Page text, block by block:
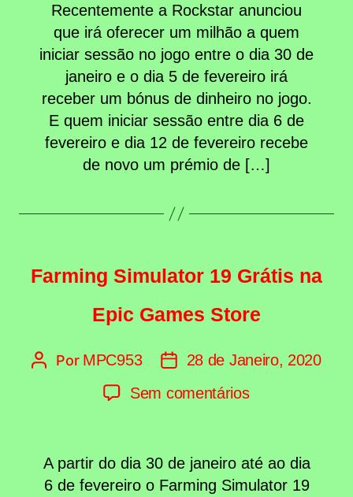
2
milhões
no
GTAV
Recentemente a Rockstar anunciou
que irá oferecer um milhão a quem
iniciar sessão no jogo entre o dia 30 de
janeiro e o dia 5 de fevereiro irá
receber um bónus de dinheiro no jogo.
E quem iniciar sessão entre dia 6 de
fevereiro e dia 12 de fevereiro recebe
de novo um prémio de […]
Farming Simulator 19 Grátis na
Epic Games Store
Autor
Por MPC953
Data
artigo
28 de Janeiro, 2020
Sem comentáriosem
19
Grátis
A partir do dia 30 de janeiro até ao dia
6 de fevereiro o Farming Simulator 19